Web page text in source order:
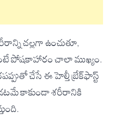
చల్లగా ఉంచుతూ,
పోషకాహారం చాలా ముఖ్యం.
చేసే ఈ హెల్తీ బ్రేక్‌ఫాస్ట్
కాకుండా శరీరానికి